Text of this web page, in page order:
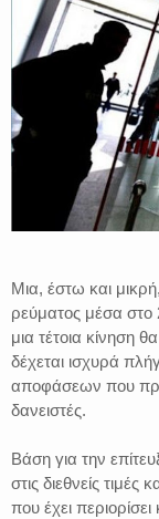
Μια, έστω και
ρεύματος μέσα στο
μια τέτοια κίνηση
δέχεται ισχυρά
αποφάσεων που
δανειστές.
Βάση για την
στις διεθνείς
που έχει